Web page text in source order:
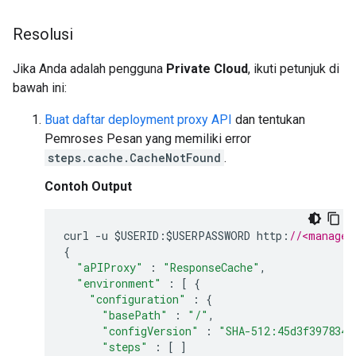
Resolusi
Jika Anda adalah pengguna Private Cloud, ikuti petunjuk di
bawah ini:
Buat daftar deployment proxy API dan tentukan
Pemroses Pesan yang memiliki error
steps.cache.CacheNotFound .
Contoh Output
curl -u $USERID :$USERPASSWORD http : //
{
"aPIProxy"
: "ResponseCache" ,
"environment"
: [ {
"configuration"
:
{
"basePath"
: "/" ,
"configVersion"
:
"SHA-
"steps"
: [
]